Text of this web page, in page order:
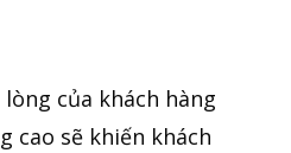
lòng của khách hàng
cao sẽ khiến khách